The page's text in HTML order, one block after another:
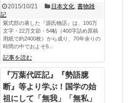
2015/10/21 日本文化 ,書物雑
記
紫式部の著した『源氏物語』は、100万
文字・22万文節・54帖（400字詰め原稿
用紙で約2400枚）から成り、70年余りの
時間の中でおよそ5...
記事を読む
『万葉代匠記』『勢語臆
断』等より学ぶ！国学の始
祖にして「無我」「無私」